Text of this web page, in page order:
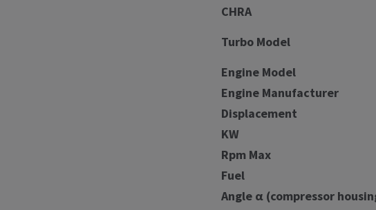
CHRA
Turbo Model
Engine Model
Engine Manufacturer
Displacement
KW
Rpm Max
Fuel
Angle α (compressor